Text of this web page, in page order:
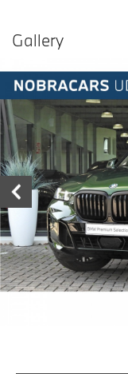
Gallery